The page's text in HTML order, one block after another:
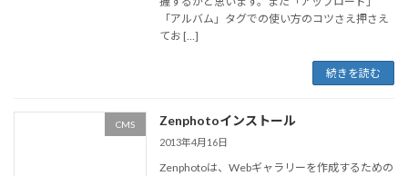
「アルバム」タグでの使い方のコツさえ押さえ
てお […]
続きを読む
CMS Zenphotoインストール
2013年4月16日
Zenphotoは、Webギャラリーを作成するための